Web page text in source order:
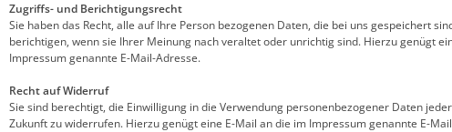
Zugriffs- und Berichtigungsrecht
Sie haben das Recht, alle auf Ihre Person bezogenen Daten, die bei uns gespeichert
berichtigen, wenn sie Ihrer Meinung nach veraltet oder unrichtig sind. Hierzu genügt
Impressum genannte E-Mail-Adresse.
Recht auf Widerruf
Sie sind berechtigt, die Einwilligung in die Verwendung personenbezogener Daten
Zukunft zu widerrufen. Hierzu genügt eine E-Mail an die im Impressum genannte E-